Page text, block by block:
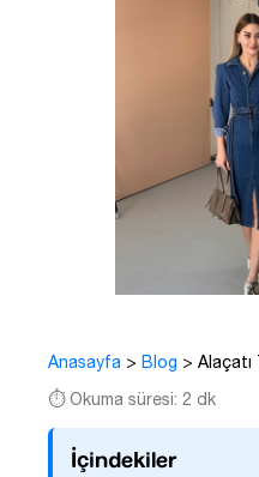
Anasayfa > Blog > Alaçatı
⏱️ Okuma süresi: 2 dk
İçindekiler